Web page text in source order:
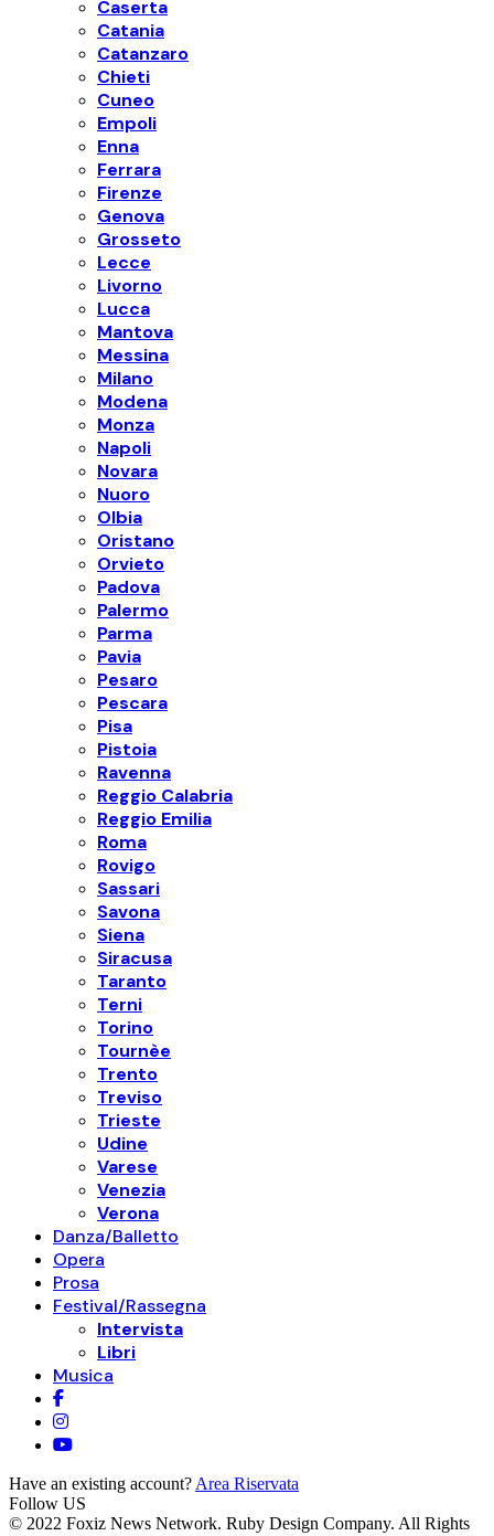
Caserta
Catania
Catanzaro
Chieti
Cuneo
Empoli
Enna
Ferrara
Firenze
Genova
Grosseto
Lecce
Livorno
Lucca
Mantova
Messina
Milano
Modena
Monza
Napoli
Novara
Nuoro
Olbia
Oristano
Orvieto
Padova
Palermo
Parma
Pavia
Pesaro
Pescara
Pisa
Pistoia
Ravenna
Reggio Calabria
Reggio Emilia
Roma
Rovigo
Sassari
Savona
Siena
Siracusa
Taranto
Terni
Torino
Tournèe
Trento
Treviso
Trieste
Udine
Varese
Venezia
Verona
Danza/Balletto
Opera
Prosa
Festival/Rassegna
Intervista
Libri
Musica
Have an existing account? Area Riservata
Follow US
© 2022 Foxiz News Network. Ruby Design Company. All Rights